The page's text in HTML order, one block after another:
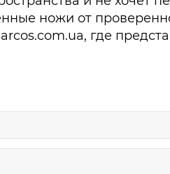
ножи от
где